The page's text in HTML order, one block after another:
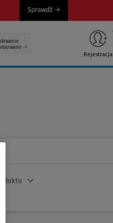
Rejestracja